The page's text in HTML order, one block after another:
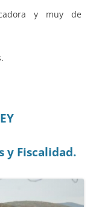
y muy de
y Fiscalidad.